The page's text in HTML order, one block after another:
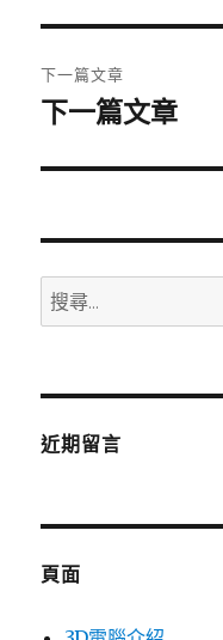
覽
文
章:
下一篇文章
下
篇
章:
下一篇文章
搜
尋
鍵
近期留言
頁面